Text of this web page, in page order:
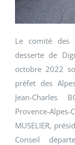
Le comité des
desserte de
octobre 2022
préfet des
Jean-Charles
Provence-
MUSELIER,
Conseil